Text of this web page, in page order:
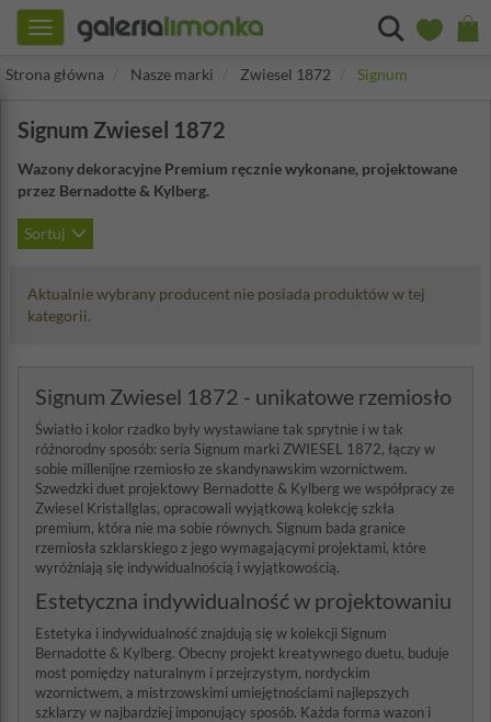
Toggle
navigation
Strona główna
Nasze marki Zwiesel 1872 Signum
Signum Zwiesel 1872
Wazony dekoracyjne Premium ręcznie wykonane, projektowane
przez Bernadotte & Kylberg.
Sortuj
Aktualnie wybrany producent nie posiada produktów w tej
kategorii.
Signum Zwiesel 1872 - unikatowe rzemiosło
Światło i kolor rzadko były wystawiane tak sprytnie i w tak
różnorodny sposób: seria Signum marki ZWIESEL 1872, łączy w
sobie millenijne rzemiosło ze skandynawskim wzornictwem.
Szwedzki duet projektowy Bernadotte & Kylberg we współpracy ze
Zwiesel Kristallglas, opracowali wyjątkową kolekcję szkła
premium, która nie ma sobie równych. Signum bada granice
rzemiosła szklarskiego z jego wymagającymi projektami, które
wyróżniają się indywidualnością i wyjątkowością.
Estetyczna indywidualność w projektowaniu
Estetyka i indywidualność znajdują się w kolekcji Signum
Bernadotte & Kylberg. Obecny projekt kreatywnego duetu, buduje
most pomiędzy naturalnym i przejrzystym, nordyckim
wzornictwem, a mistrzowskimi umiejętnościami najlepszych
szklarzy w najbardziej imponujący sposób. Każda forma wazon i